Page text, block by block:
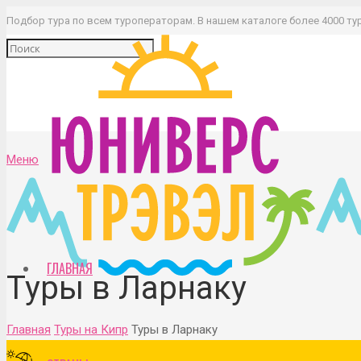
Подбор тура по всем туроператорам. В нашем каталоге более 4000
Меню
ГЛАВНАЯ
Туры в Ларнаку
Главная Туры на Кипр Туры в Ларнаку